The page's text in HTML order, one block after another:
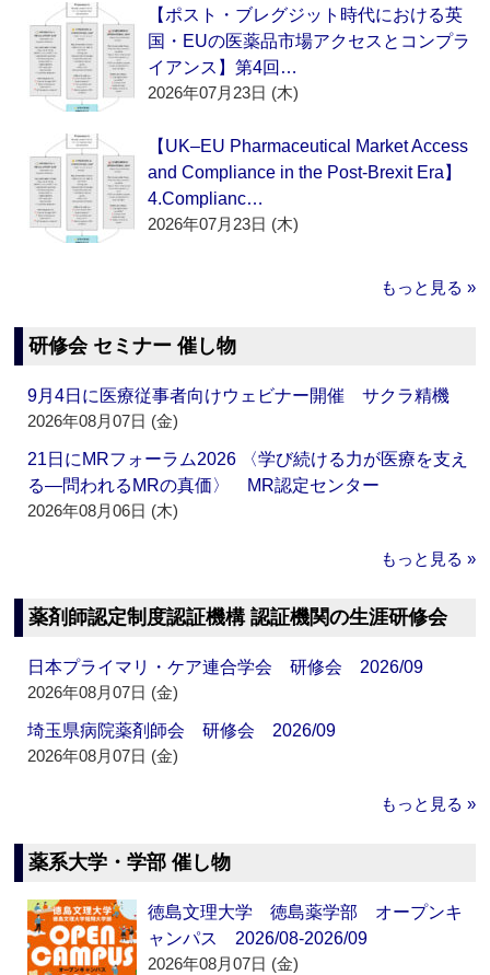
【ポスト・ブレグジット時代における英
国・EUの医薬品市場アクセスとコンプラ
イアンス】第4回…
2026年07月23日 (木)
【UK–EU Pharmaceutical Market Access
and Compliance in the Post-Brexit Era】
4.Complianc…
2026年07月23日 (木)
もっと見る »
研修会 セミナー 催し物
9月4日に医療従事者向けウェビナー開催 サクラ精機
2026年08月07日 (金)
21日にMRフォーラム2026 〈学び続ける力が医療を支え
る―問われるMRの真価〉 MR認定センター
2026年08月06日 (木)
もっと見る »
薬剤師認定制度認証機構 認証機関の生涯研修会
日本プライマリ・ケア連合学会 研修会 2026/09
2026年08月07日 (金)
埼玉県病院薬剤師会 研修会 2026/09
2026年08月07日 (金)
もっと見る »
薬系大学・学部 催し物
徳島文理大学 徳島薬学部 オープンキ
ャンパス 2026/08-2026/09
2026年08月07日 (金)